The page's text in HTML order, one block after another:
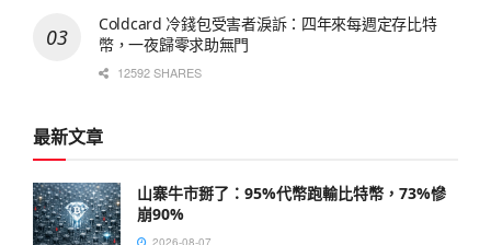
Coldcard 冷錢包受害者淚訴：四年來每週定存比特
幣，一夜歸零求助無門
12592 SHARES
最新文章
山寨牛市掰了：95%代幣跑輸比特幣，73%慘
崩90%
2026-08-07